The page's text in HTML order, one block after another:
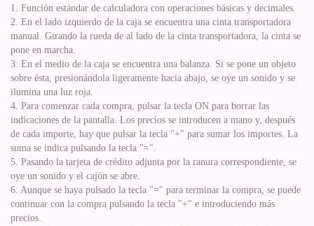
1. Función estándar de calculadora con operaciones básicas y decimales.
2. En el lado izquierdo de la caja se encuentra una cinta transportadora
manual. Girando la rueda de al lado de la cinta transportadora, la cinta se
pone en marcha.
3. En el medio de la caja se encuentra una balanza. Si se pone un objeto
sobre ésta, presionándola ligeramente hacia abajo, se oye un sonido y se
ilumina una luz roja.
4. Para comenzar cada compra, pulsar la tecla ON para borrar las
indicaciones de la pantalla. Los precios se introducen a mano y, después
de cada importe, hay que pulsar la tecla "+" para sumar los importes. La
suma se indica pulsando la tecla "=".
5. Pasando la tarjeta de crédito adjunta por la ranura correspondiente, se
oye un sonido y el cajón se abre.
6. Aunque se haya pulsado la tecla "=" para terminar la compra, se puede
continuar con la compra pulsando la tecla "+" e introduciendo más
precios.